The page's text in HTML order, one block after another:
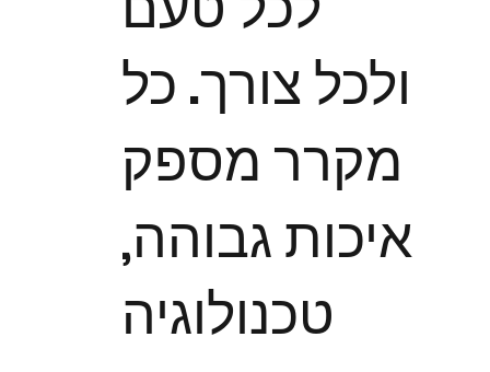
ולכל צורך. כל
מקרר מספק
איכות גבוהה,
טכנולוגיה